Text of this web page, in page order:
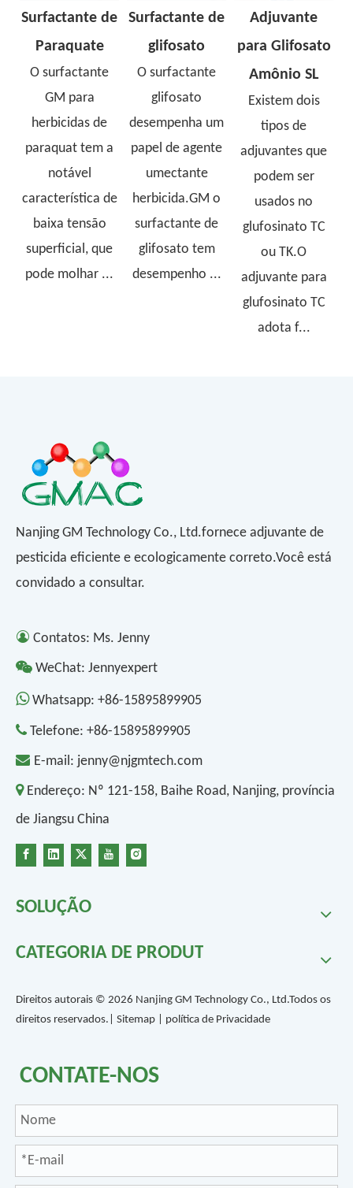
Surfactante de
Paraquate
O surfactante
GM para
herbicidas de
paraquat tem a
notável
característica de
baixa tensão
superficial, que
pode molhar ...
Surfactante de
glifosato
O surfactante
glifosato
desempenha um
papel de agente
umectante
herbicida.GM o
surfactante de
glifosato tem
desempenho ...
Adjuvante
para Glifosato
Amônio SL
Existem dois
tipos de
adjuvantes que
podem ser
usados ​​no
glufosinato TC
ou TK.O
adjuvante para
glufosinato TC
adota f...
Nanjing GM Technology Co., Ltd.fornece adjuvante de
pesticida eficiente e ecologicamente correto.Você está
convidado a consultar.
 Contatos: Ms. Jenny
 WeChat: Jennyexpert
 Whatsapp: +86-15895899905
 Telefone: +86-15895899905
 E-mail: jenny@njgmtech.com
 Endereço: Nº 121-158, Baihe Road, Nanjing, província
de Jiangsu China
SOLUÇÃO
CATEGORIA DE PRODUTO
Direitos autorais © 2026 Nanjing GM Technology Co., Ltd.Todos os
direitos reservados.| Sitemap política de Privacidade
CONTATE-NOS